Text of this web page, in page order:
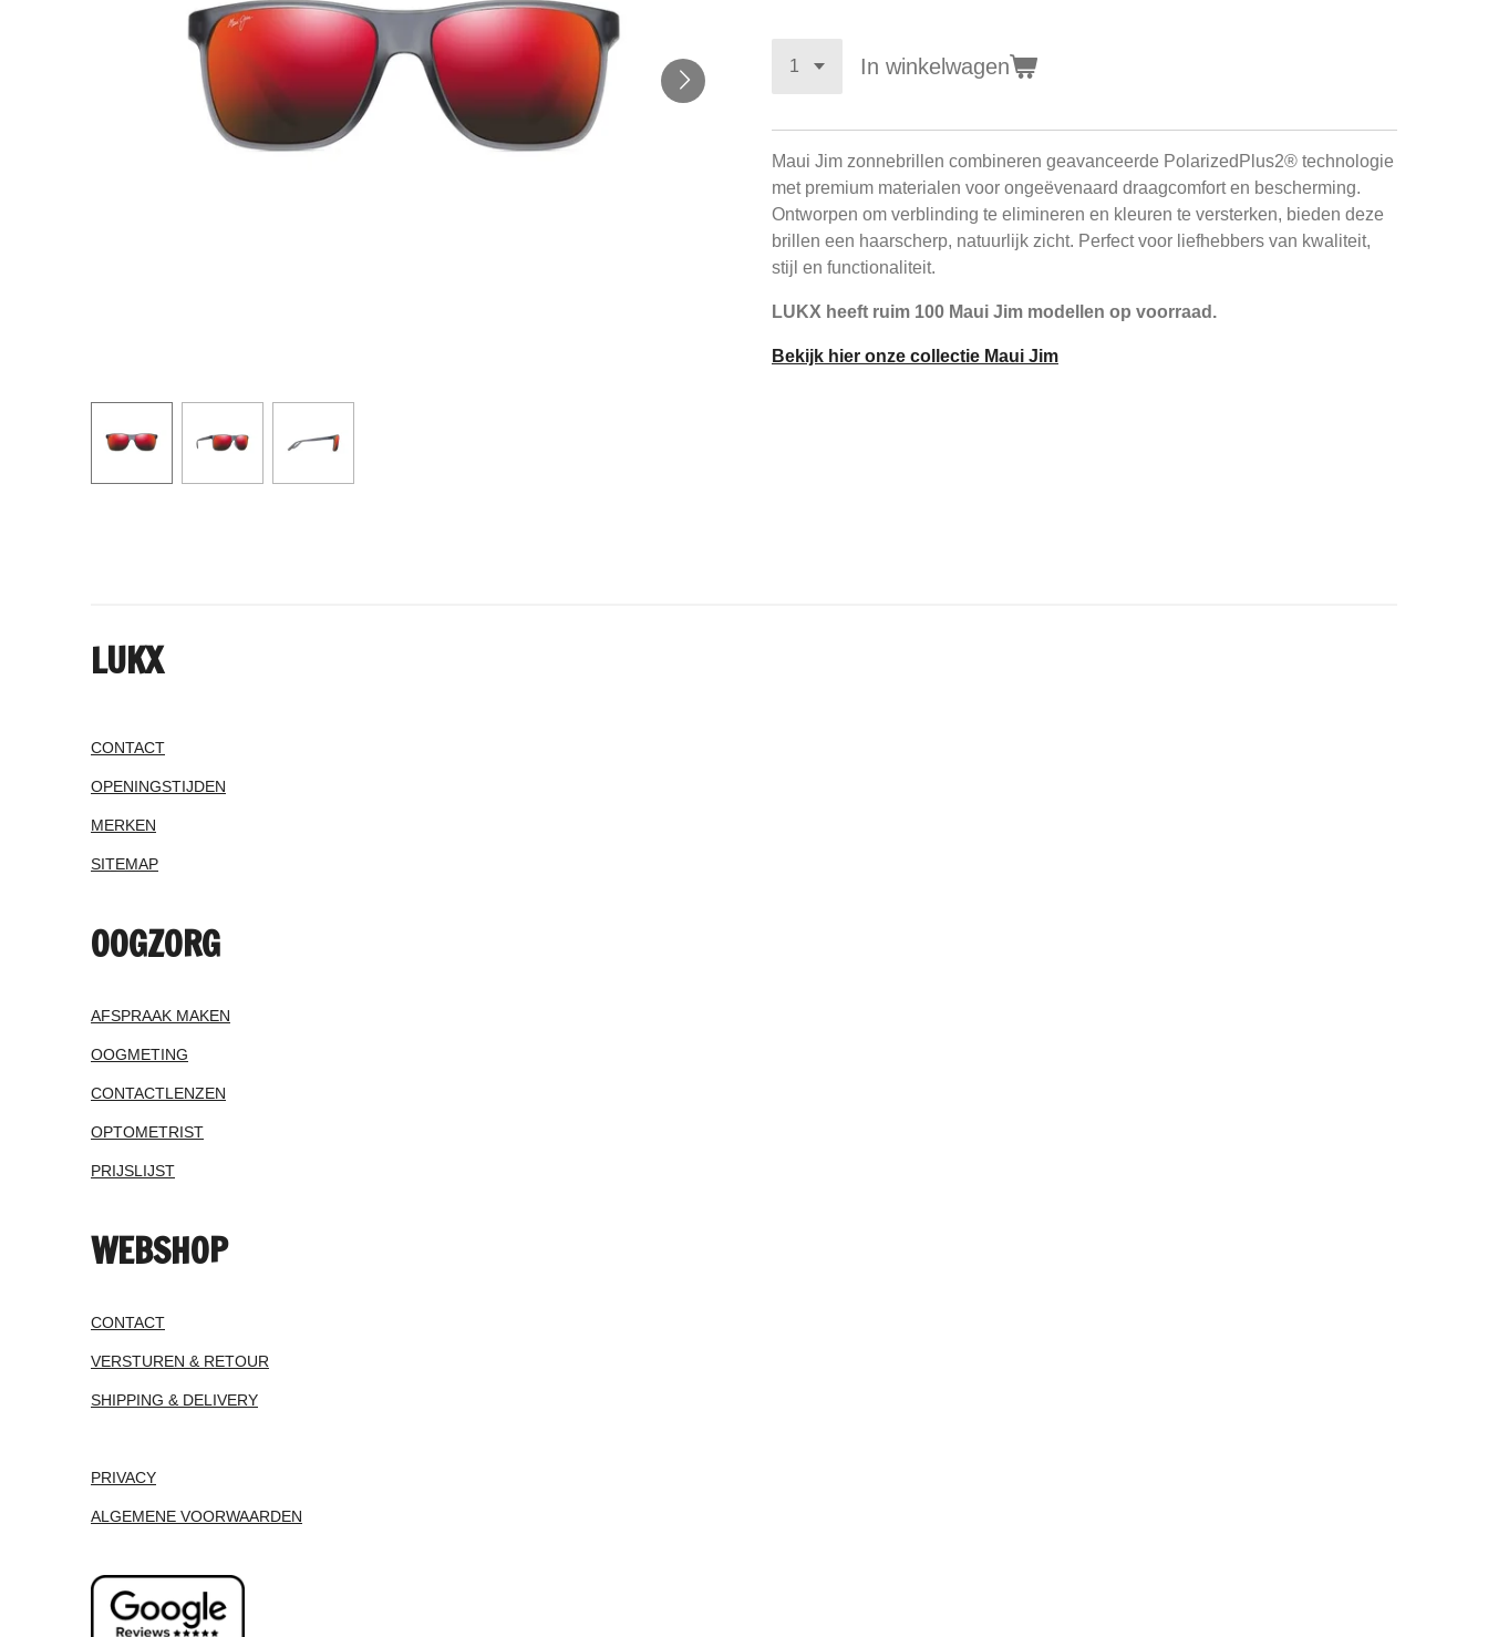
In winkelwagen
Maui Jim zonnebrillen combineren geavanceerde PolarizedPlus2® technologie
met premium materialen voor ongeëvenaard draagcomfort en bescherming.
Ontworpen om verblinding te elimineren en kleuren te versterken, bieden deze
brillen een haarscherp, natuurlijk zicht. Perfect voor liefhebbers van kwaliteit,
stijl en functionaliteit.
LUKX heeft ruim 100 Maui Jim modellen op voorraad.
Bekijk hier onze collectie Maui Jim
LUKX
CONTACT
OPENINGSTIJDEN
MERKEN
SITEMAP
OOGZORG
AFSPRAAK MAKEN
OOGMETING
CONTACTLENZEN
OPTOMETRIST
PRIJSLIJST
WEBSHOP
CONTACT
VERSTUREN & RETOUR
SHIPPING & DELIVERY
PRIVACY
ALGEMENE VOORWAARDEN